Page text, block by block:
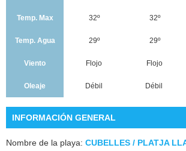
Temp. Max 32º 32º
Temp. Agua 29º 29º
Viento Flojo Flojo
Oleaje Débil Débil
INFORMACIÓN GENERAL
Nombre de la playa: CUBELLES / PLATJA